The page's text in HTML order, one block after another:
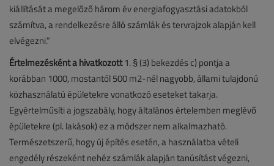
kiállítását a megelőző három év energiafogyasztási adatokból
számítva, a rendelkezésre álló számlák és tervrajzok alapján kell
elvégezni.”
Értelmezésként a hivatkozott1. § (3) bekezdés c) pontja a
korábban 1000, mostantól 500 m2-nél nagyobb, állami tulajdonú
közhasználatú épületekre vonatkozó eseteket takarja.
Egyértelműsíti a jogszabály, hogy általános értelemben meglévő
épületekre (pl. lakások) ez a módszer nem alkalmazható.
Természetszerű, hogy új építés esetén, a használatba vételi
engedély részeként nehéz számlák alapján tanúsítást végezni,